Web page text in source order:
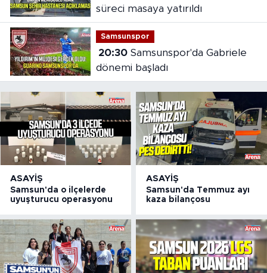
süreci masaya yatırıldı
Samsunspor
20:30Samsunspor'da Gabriele
dönemi başladı
ASAYIŞ
Samsun'da o ilçelerde
uyuşturucu operasyonu
ASAYIŞ
Samsun'da Temmuz ayı
kaza bilançosu